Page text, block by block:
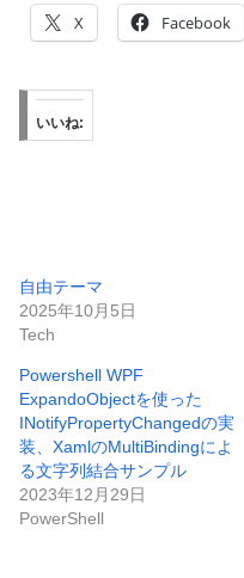
X Facebook
いいね:
自由テーマ
2025年10月5日
Tech
Powershell WPF
ExpandoObjectを使った
INotifyPropertyChangedの実
装、XamlのMultiBindingによ
る文字列結合サンプル
2023年12月29日
PowerShell